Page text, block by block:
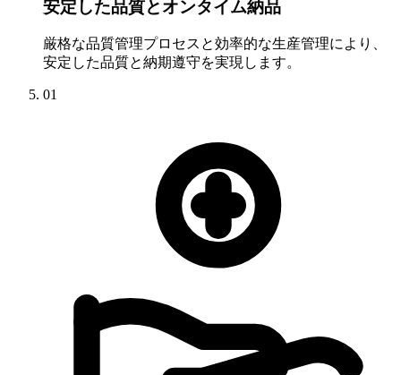
安定した品質とオンタイム納品
厳格な品質管理プロセスと効率的な生産管理により、
安定した品質と納期遵守を実現します。
01